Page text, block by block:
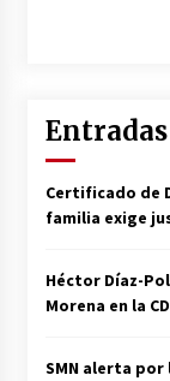
Certificado de
familia exige
Héctor Díaz-
Morena en la
SMN alerta